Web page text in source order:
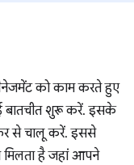
को काम करते हुए
शुरू करें. इसके
से चालू करें. इससे
मिलता है जहां आपने